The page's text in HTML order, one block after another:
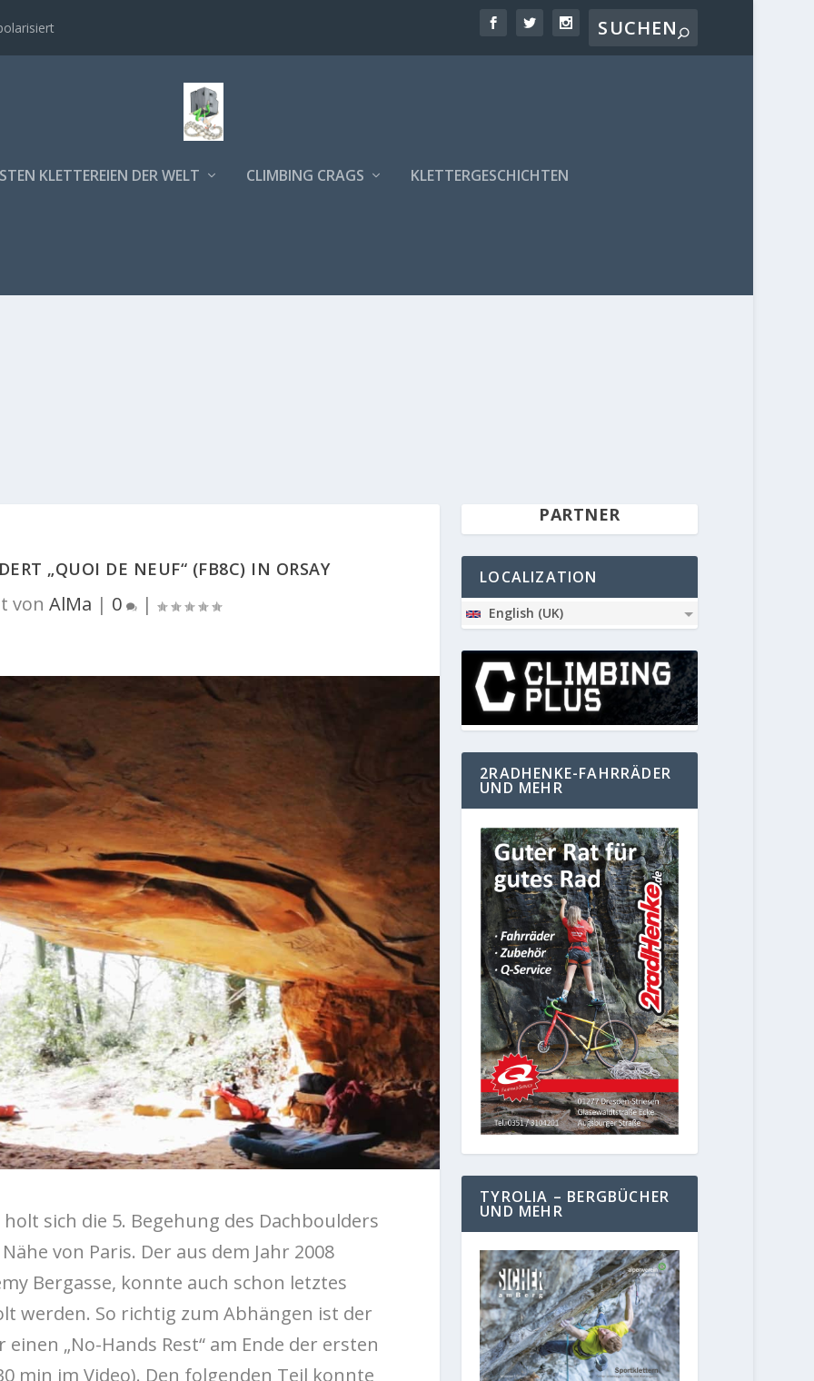
KLETTEREIEN DER WELT CLIMBING CRAGS KLETTERGESCHICHTEN
„QUOI DE NEUF“ (FB8C) IN ORSAY
von AlMa | 0 |
sich die 5. Begehung des Dachboulders
von Paris. Der aus dem Jahr 2008
Bergasse, konnte auch schon letztes
werden. So richtig zum Abhängen ist der
„No-Hands Rest“ am Ende der ersten
min im Video). Den folgenden Teil konnte
PARTNER
LOCALIZATION
English (UK)
2RADHENKE-FAHRRÄDER
UND MEHR
TYROLIA – BERGBÜCHER
UND MEHR